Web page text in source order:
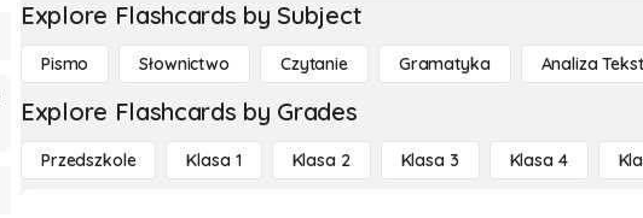
Explore Flashcards by Subject
Pismo Słownictwo Czytanie Gramatyka Analiza
Explore Flashcards by Grades
Przedszkole Klasa 1 Klasa 2 Klasa 3 Klasa 4